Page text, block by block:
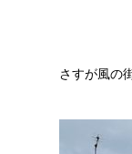
さすが風の